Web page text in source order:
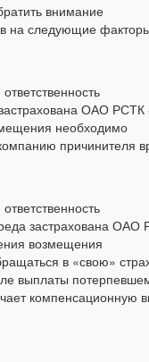
внимание
на следующие
ОАО РСТК
необходимо
причинителя
застрахована ОАО
возмещения
в «свою»
выплаты
компенсационную